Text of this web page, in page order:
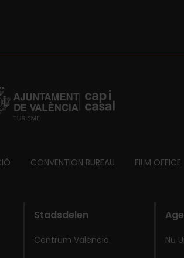
CONVENTION BUREAU FILM OFFICE
Stadsdelen
Centrum Valencia Nu